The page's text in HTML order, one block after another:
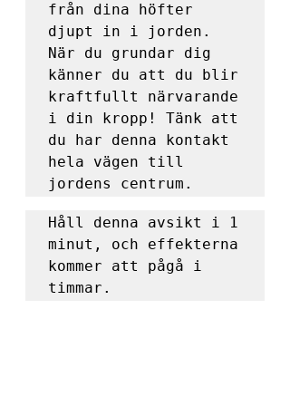
från dina höfter
djupt in i jorden.
När du grundar dig
känner du att du blir
kraftfullt närvarande
i din kropp! Tänk att
du har denna kontakt
hela vägen till
jordens centrum.
Håll denna avsikt i 1
minut, och effekterna
kommer att pågå i
timmar.